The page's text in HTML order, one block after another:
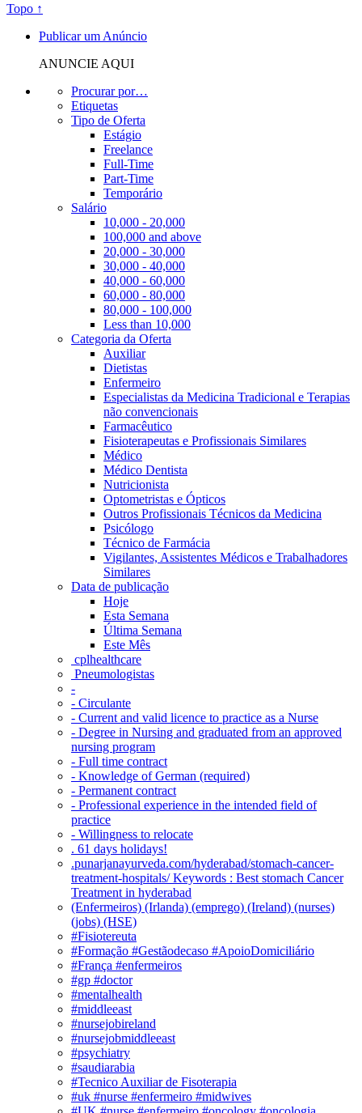
Topo ↑
Publicar um Anúncio
ANUNCIE AQUI
Procurar por…
Etiquetas
Tipo de Oferta
Estágio
Freelance
Full-Time
Part-Time
Temporário
Salário
10,000 - 20,000
100,000 and above
20,000 - 30,000
30,000 - 40,000
40,000 - 60,000
60,000 - 80,000
80,000 - 100,000
Less than 10,000
Categoria da Oferta
Auxiliar
Dietistas
Enfermeiro
Especialistas da Medicina Tradicional e Terapias
não convencionais
Farmacêutico
Fisioterapeutas e Profissionais Similares
Médico
Médico Dentista
Nutricionista
Optometristas e Ópticos
Outros Profissionais Técnicos da Medicina
Psicólogo
Técnico de Farmácia
Vigilantes, Assistentes Médicos e Trabalhadores
Similares
Data de publicação
Hoje
Esta Semana
Última Semana
Este Mês
‎ cplhealthcare‬
Pneumologistas
-
- Circulante
- Current and valid licence to practice as a Nurse
- Degree in Nursing and graduated from an approved
nursing program
- Full time contract
- Knowledge of German (required)
- Permanent contract
- Professional experience in the intended field of
practice
- Willingness to relocate
. 61 days holidays!
.punarjanayurveda.com/hyderabad/stomach-cancer-
treatment-hospitals/ Keywords : Best stomach Cancer
Treatment in hyderabad
(Enfermeiros) (Irlanda) (emprego) (Ireland) (nurses)
(jobs) (HSE)
#Fisiotereuta
#Formação #Gestãodecaso #ApoioDomiciliário
#França #enfermeiros
#gp #doctor
#mentalhealth
#middleeast
#nursejobireland
#nursejobmiddleeast
#psychiatry
#saudiarabia
#Tecnico Auxiliar de Fisoterapia
#uk #nurse #enfermeiro #midwives